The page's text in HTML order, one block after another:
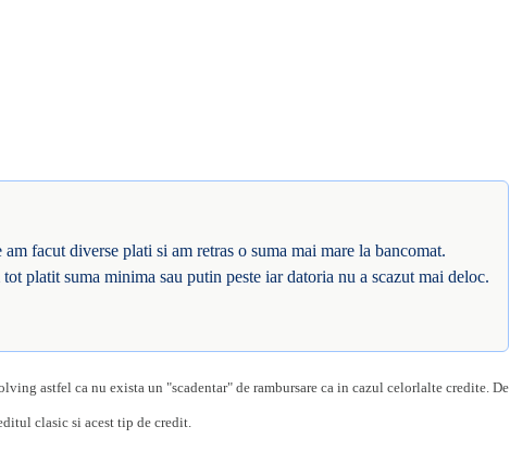
facut diverse plati si am retras o suma mai mare la bancomat.
platit suma minima sau putin peste iar datoria nu a scazut mai deloc.
astfel ca nu exista un "scadentar" de rambursare ca in cazul celorlalte credite. De
clasic si acest tip de credit.